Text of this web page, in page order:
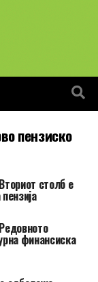
пензиско
столб е
финансиска